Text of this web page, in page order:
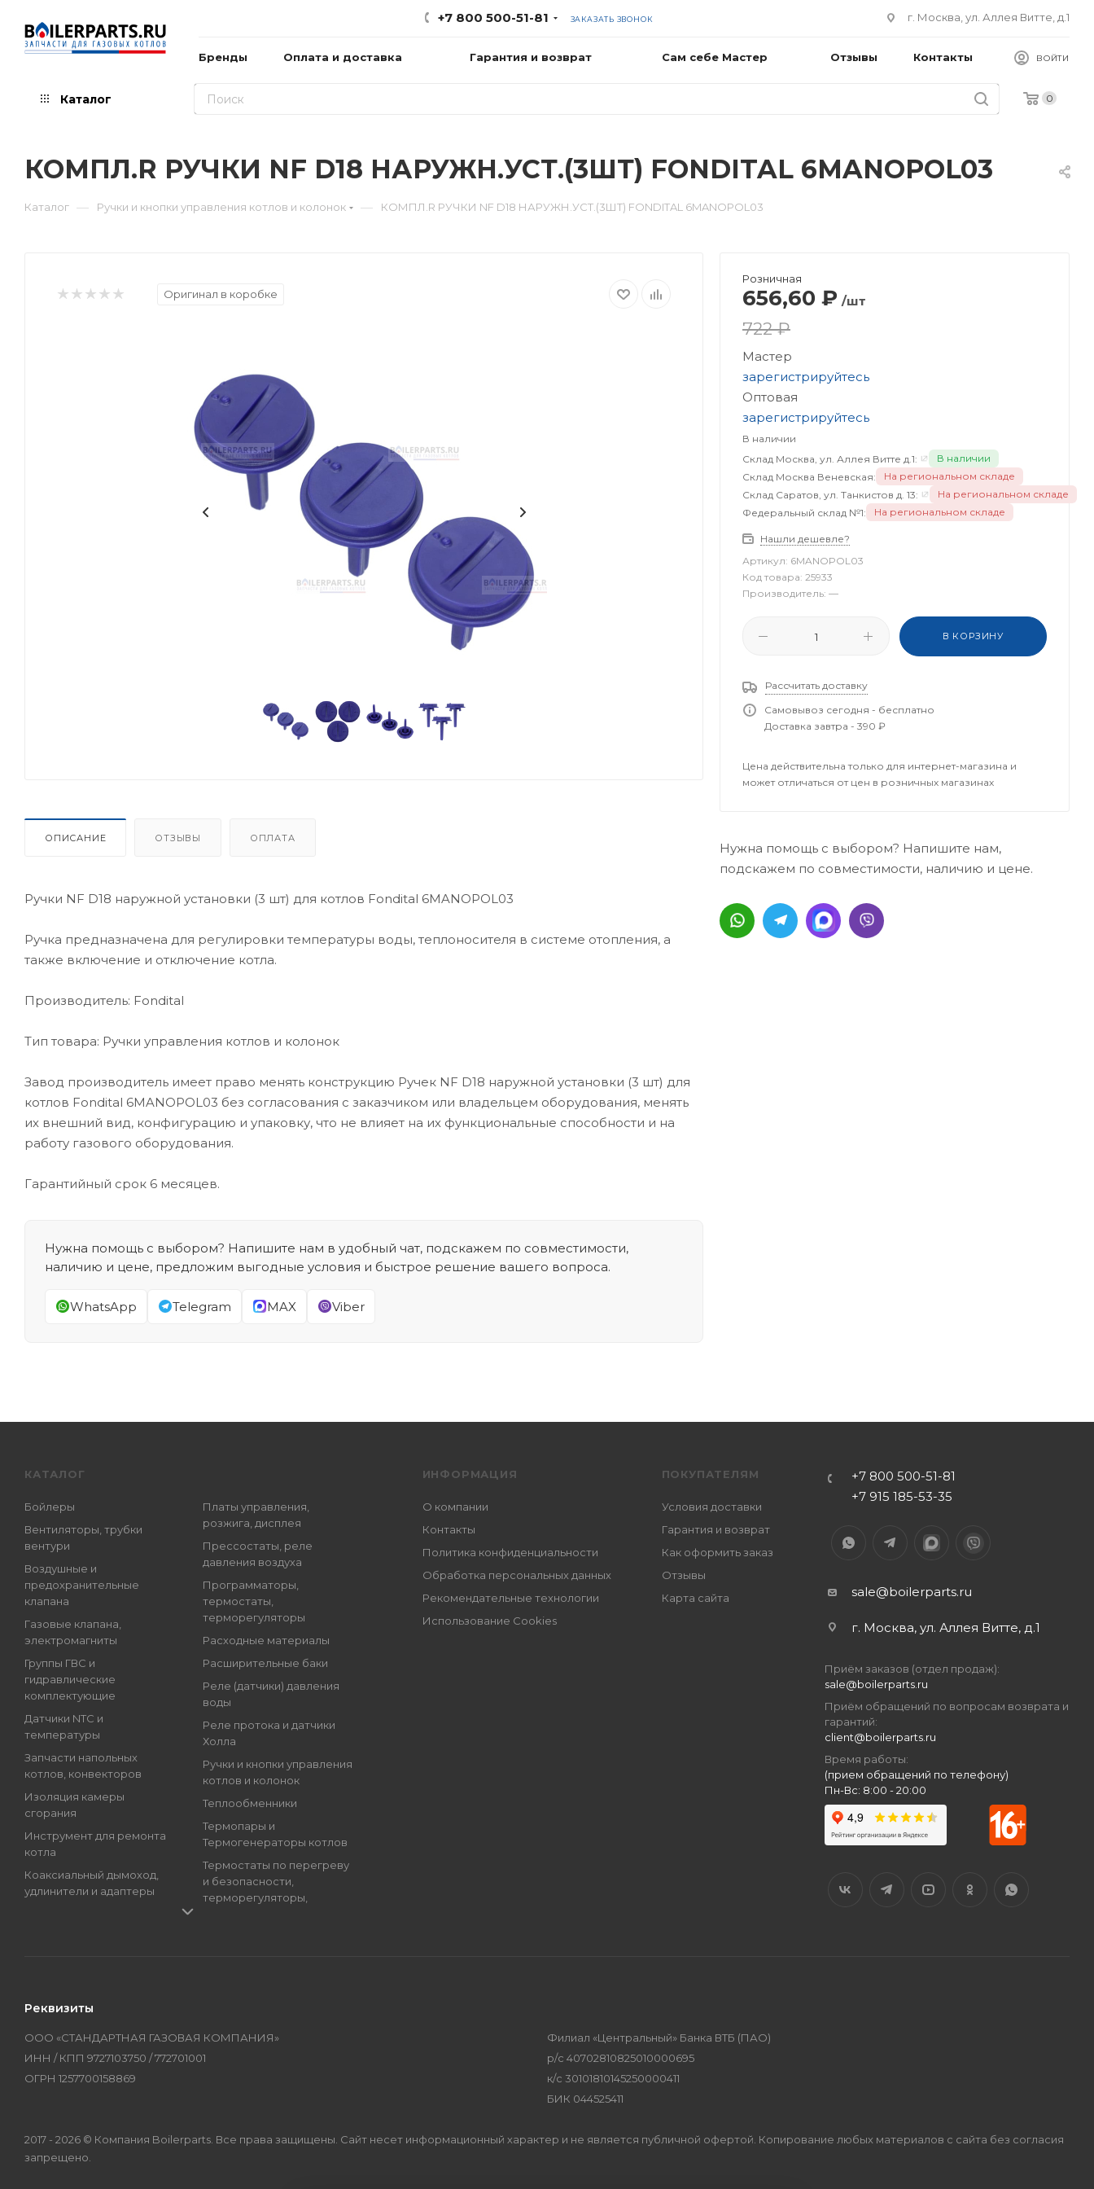
+7 800 500-51-81 ЗАКАЗАТЬ ЗВОНОК г. Москва, ул. Аллея Витте, д.1
Бренды Оплата и доставка Гарантия и возврат Сам себе Мастер Отзывы Контакты ВОЙТИ
Каталог 0
КОМПЛ.R РУЧКИ NF D18 НАРУЖН.УСТ.(3ШТ) FONDITAL 6MANOPOL03
Каталог — Ручки и кнопки управления котлов и колонок — КОМПЛ.R РУЧКИ NF D18 НАРУЖН.УСТ.(3ШТ) FONDITAL 6MANOPOL03
Оригинал в коробке
ОПИСАНИЕ ОТЗЫВЫ ОПЛАТА
Ручки NF D18 наружной установки (3 шт) для котлов Fondital 6MANOPOL03
Ручка предназначена для регулировки температуры воды, теплоносителя в системе отопления, а
также включение и отключение котла.
Производитель: Fondital
Тип товара: Ручки управления котлов и колонок
Завод производитель имеет право менять конструкцию Ручек NF D18 наружной установки (3 шт) для
котлов Fondital 6MANOPOL03 без согласования с заказчиком или владельцем оборудования, менять
их внешний вид, конфигурацию и упаковку, что не влияет на их функциональные способности и на
работу газового оборудования.
Гарантийный срок 6 месяцев.
Нужна помощь с выбором? Напишите нам в удобный чат, подскажем по совместимости,
наличию и цене, предложим выгодные условия и быстрое решение вашего вопроса.
WhatsApp Telegram MAX Viber
Розничная
656,60 ₽ /шт
722 ₽
Мастер
зарегистрируйтесь
Оптовая
зарегистрируйтесь
В наличии
Склад Москва, ул. Аллея Витте д.1:
В наличии
Склад Москва Веневская:
На региональном складе
Склад Саратов, ул. Танкистов д. 13:
На региональном складе
Федеральный склад №1:
На региональном складе
Нашли дешевле?
Артикул: 6MANOPOL03
Код товара: 25933
Производитель: —
В КОРЗИНУ
Рассчитать доставку
Самовывоз сегодня - бесплатно
Доставка завтра - 390 ₽
Цена действительна только для интернет-магазина и
может отличаться от цен в розничных магазинах
Нужна помощь с выбором? Напишите нам,
подскажем по совместимости, наличию и цене.
КАТАЛОГ
Бойлеры
Вентиляторы, трубки
вентури
Воздушные и
предохранительные
клапана
Газовые клапана,
электромагниты
Группы ГВС и
гидравлические
комплектующие
Датчики NTC и
температуры
Запчасти напольных
котлов, конвекторов
Изоляция камеры
сгорания
Инструмент для ремонта
котла
Коаксиальный дымоход,
удлинители и адаптеры
и термоманометры
Платы управления,
розжига, дисплея
Прессостаты, реле
давления воздуха
Программаторы,
термостаты,
терморегуляторы
Расходные материалы
Расширительные баки
Реле (датчики) давления
воды
Реле протока и датчики
Холла
Ручки и кнопки управления
котлов и колонок
Теплообменники
Термопары и
Термогенераторы котлов
Термостаты по перегреву
и безопасности,
терморегуляторы,
Бренды
ИНФОРМАЦИЯ
О компании
Контакты
Политика конфиденциальности
Обработка персональных данных
Рекомендательные технологии
Использование Cookies
ПОКУПАТЕЛЯМ
Условия доставки
Гарантия и возврат
Как оформить заказ
Отзывы
Карта сайта
+7 800 500-51-81
+7 915 185-53-35
sale@boilerparts.ru
г. Москва, ул. Аллея Витте, д.1
Приём заказов (отдел продаж):
sale@boilerparts.ru
Приём обращений по вопросам возврата и
гарантий:
client@boilerparts.ru
Время работы:
(прием обращений по телефону)
Пн-Вс: 8:00 - 20:00
Реквизиты
ООО «СТАНДАРТНАЯ ГАЗОВАЯ КОМПАНИЯ»
ИНН / КПП 9727103750 / 772701001
ОГРН 1257700158869
Филиал «Центральный» Банка ВТБ (ПАО)
р/с 40702810825010000695
к/с 30101810145250000411
БИК 044525411
2017 - 2026 © Компания Boilerparts. Все права защищены. Сайт несет информационный характер и не является публичной офертой. Копирование любых материалов с сайта без согласия
запрещено.